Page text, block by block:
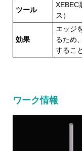
ツール
XEBEC
ス）
効果
エッジ
るため
するこ
ワーク情報